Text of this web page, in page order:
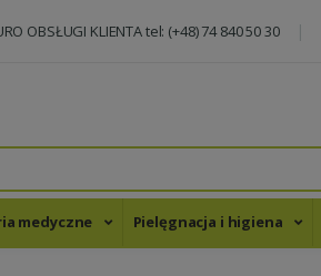
OBSŁUGI KLIENTA tel: (+48) 74 840 50 30
medyczne Pielęgnacja i higiena